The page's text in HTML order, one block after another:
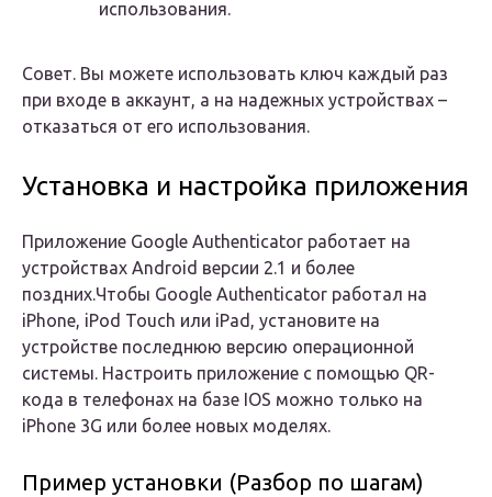
использования.
Совет. Вы можете использовать ключ каждый раз
при входе в аккаунт, а на надежных устройствах –
отказаться от его использования.
Установка и настройка приложения
Приложение Google Authenticator работает на
устройствах Android версии 2.1 и более
поздних.Чтобы Google Authenticator работал на
iPhone, iPod Touch или iPad, установите на
устройстве последнюю версию операционной
системы. Настроить приложение с помощью QR-
кода в телефонах на базе IOS можно только на
iPhone 3G или более новых моделях.
Пример установки (Разбор по шагам)